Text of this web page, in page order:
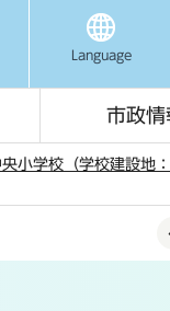
Language
市政情
小学校（学校建設地